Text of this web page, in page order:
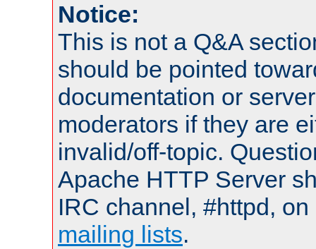
Notice:
This is not a Q&A
should be pointed
documentation or
moderators if they are
invalid/off-topic.
Apache HTTP Server
IRC channel, #httpd,
mailing lists.